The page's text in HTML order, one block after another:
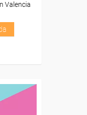
Valencia